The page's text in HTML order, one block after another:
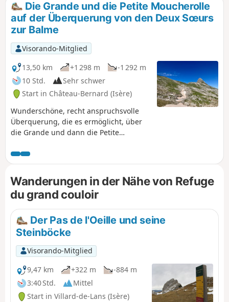
Die Grande und die Petite Moucherolle
auf der Überquerung von den Deux Sœurs
zur Balme
Visorando-Mitglied
13,50 km
+1 298 m
-1 292 m
10 Std.
Sehr schwer
Start in Château-Bernard (Isère)
Wunderschöne, recht anspruchsvolle
Überquerung, die es ermöglicht, über
die Grande und dann die Petite
vom Skigebiet L'Arzelier aus über den
Col des Deux Sœurs aufsteigt und über
den Pas de la Balme wieder absteigt.
Mehrere Passagen erfordern Vorsicht,
entweder wegen der Steilheit der zu
überwindenden Felsvorsprünge oder
wegen des schlechten Zustands des
historischen Weges, aber die Aussicht
den Gipfeln entschädigt reichlich für
Wanderung wird aus den unter
„Praktische Informationen“ erläuterten
Gründen als sehr schwierig eingestuft.
Wanderungen in der Nähe von Refuge
du grand couloir
Der Pas de l'Oeille und seine
Steinböcke
Visorando-Mitglied
9,47 km
+322 m
-884 m
3:40 Std.
Mittel
Start in Villard-de-Lans (Isère)